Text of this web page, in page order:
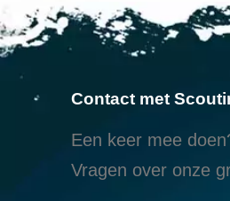
Contact met
Een keer mee
Vragen over onze